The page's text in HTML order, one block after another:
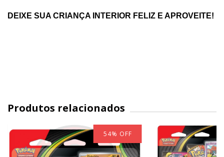
DEIXE SUA CRIANÇA INTERIOR FELIZ E APROVEITE!
Produtos relacionados
54% OFF